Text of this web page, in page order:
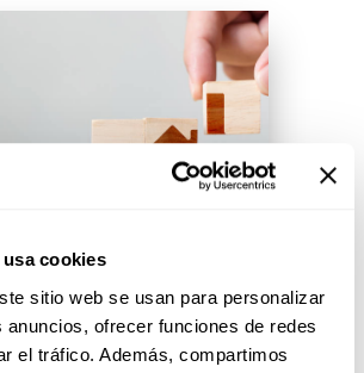
cookies
sitio web se usan para personalizar
anuncios, ofrecer funciones de redes
el tráfico. Además, compartimos
hipotecario sin rollos